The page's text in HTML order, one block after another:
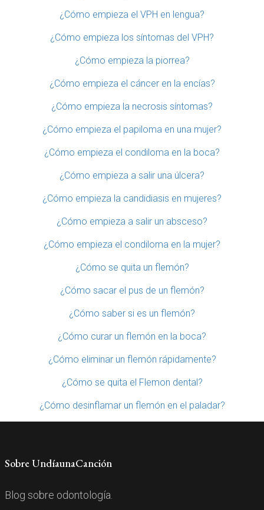
¿Cómo empieza el VPH en lengua?
¿Cómo empieza los síntomas del VPH?
¿Cómo empieza la piorrea?
¿Cómo empieza el cáncer en la encías?
¿Cómo empieza la necrosis síntomas?
¿Cómo empieza el papiloma en una mujer?
¿Cómo empieza el condiloma en la boca?
¿Cómo empieza a salir una úlcera?
¿Cómo empieza la candidiasis en mujeres?
¿Cómo empieza a salir un absceso?
¿Cómo empieza el condiloma en la mujer?
¿Cómo se quita un flemón?
¿Cómo sacar el pus de un flemón?
¿Cómo saber si es un flemón?
¿Cómo curar un flemón en la boca?
¿Cómo eliminar un flemón rápidamente?
¿Cómo se quita el Flemon dental?
¿Cómo desinflamar un flemón en el paladar?
Sobre UndíaunaCanción
Blog sobre odontología.